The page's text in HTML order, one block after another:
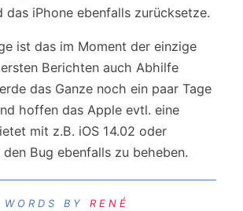
das iPhone ebenfalls zurücksetze.
ist das im Moment der einzige
Berichten auch Abhilfe
das Ganze noch ein paar Tage
hoffen das Apple evtl. eine
mit z.B. iOS 14.02 oder
den Bug ebenfalls zu beheben.
RENÉ